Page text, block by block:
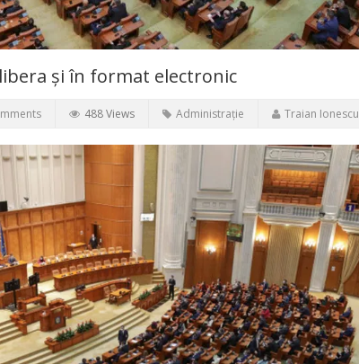
și în format electronic
488 Views Administrație Traian Ionescu